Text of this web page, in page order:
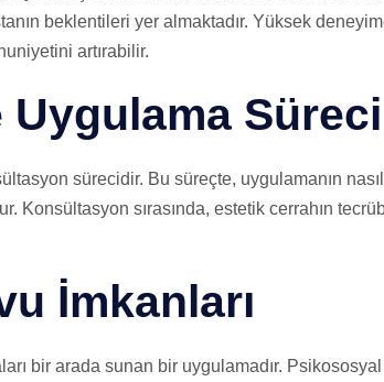
beklentileri yer almaktadır. Yüksek
artırabilir.
Süreci
sürecidir. Bu süreçte, uygulamanın
sırasında, estetik cerrahın
İmkanları
bir arada sunan bir uygulamadır.